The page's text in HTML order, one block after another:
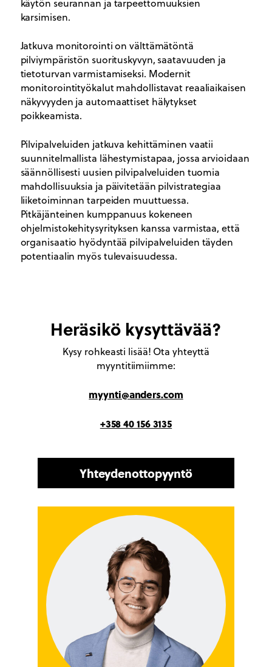
käytön seurannan ja tarpeettomuuksien
karsimisen.
Jatkuva monitorointi on välttämätöntä
pilviympäristön suorituskyvyn, saatavuuden ja
tietoturvan varmistamiseksi. Modernit
monitorointityökalut mahdollistavat reaaliaikaisen
näkyvyyden ja automaattiset hälytykset
poikkeamista.
Pilvipalveluiden jatkuva kehittäminen vaatii
suunnitelmallista lähestymistapaa, jossa arvioidaan
säännöllisesti uusien pilvipalveluiden tuomia
mahdollisuuksia ja päivitetään pilvistrategiaa
liiketoiminnan tarpeiden muuttuessa.
Pitkäjänteinen kumppanuus kokeneen
ohjelmistokehitysyrityksen kanssa varmistaa, että
organisaatio hyödyntää pilvipalveluiden täyden
potentiaalin myös tulevaisuudessa.
Heräsikö kysyttävää?
Kysy rohkeasti lisää! Ota yhteyttä
myyntitiimiimme:
myynti@anders.com
+358 40 156 3135
Yhteydenottopyyntö